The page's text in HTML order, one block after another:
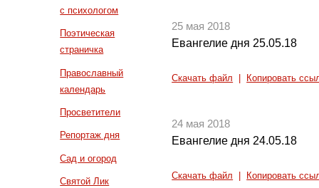
с психологом
Поэтическая
страничка
Православный
календарь
Просветители
Репортаж дня
Сад и огород
Святой Лик
25 мая 2018
Евангелие дня 25.05.18
Скачать файл Копировать
24 мая 2018
Евангелие дня 24.05.18
Скачать файл Копировать